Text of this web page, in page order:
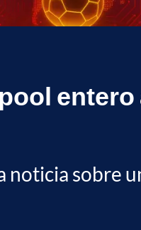
entero
noticia sobre